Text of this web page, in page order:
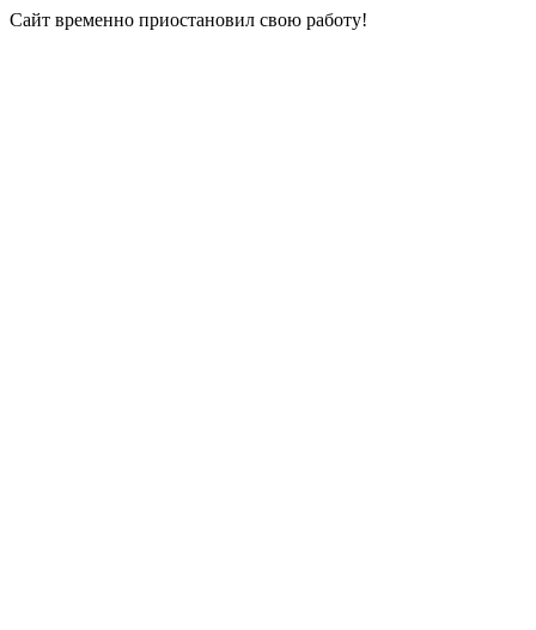
Сайт временно приостановил свою работу!